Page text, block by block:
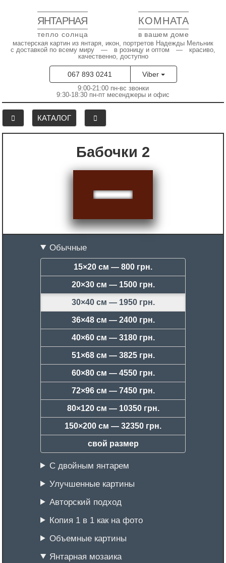
ЯНТАРНАЯ КОМНАТА
тепло солнца в вашем доме
мастерская картин из янтаря, икон, портретов Надежды Мельник
с доставкой по всему миру — в розницу и оптом — красиво,
качественно, доступно
067 893 0241 Viber
9:00-21:00 пн-вс звонки
9:30-18:30 пн-пт месенджеры и офис
КАТАЛОГ
Бабочки 2
Обычные
15×20 см — 800 грн.
20×30 см — 1500 грн.
30×40 см — 1950 грн.
36×48 см — 2400 грн.
40×60 см — 3180 грн.
51×68 см — 3825 грн.
60×80 см — 4550 грн.
72×96 см — 7450 грн.
80×120 см — 10350 грн.
150×200 см — 32350 грн.
свой размер
С двойным янтарем
Улучшенные картины
Авторский подход
Копия 1 в 1 как на фото
Объемные картины
Янтарная мозаика